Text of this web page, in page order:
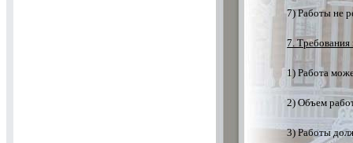
7) Работы не
7.
1) Работа
2) Объем
3) Работы